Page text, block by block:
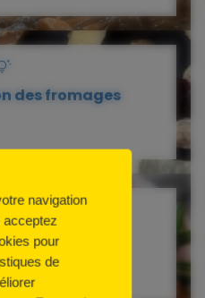
des fromages
poulet rôti
navigation
acceptez
pour
de